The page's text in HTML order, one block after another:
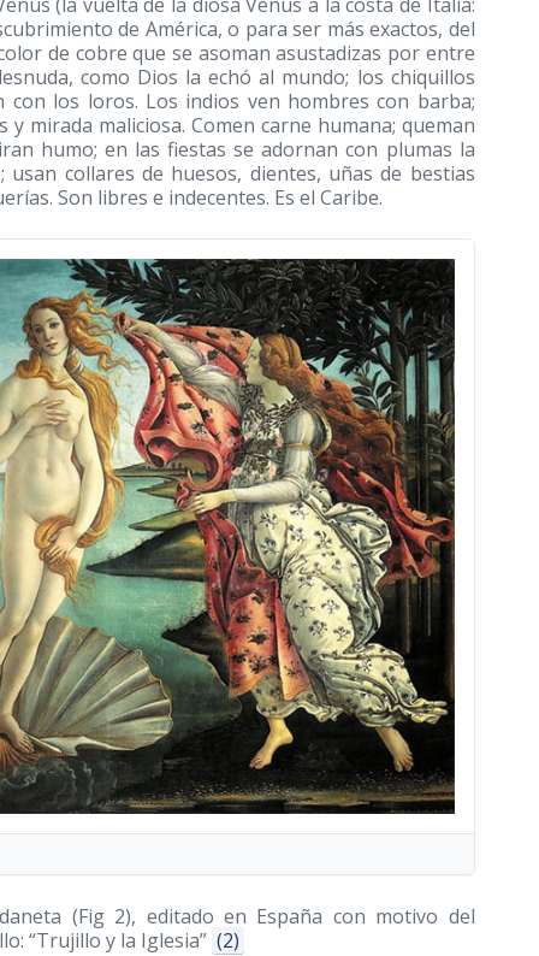
de América, o para ser más exactos, del
de cobre que se asoman asustadizas por entre
como Dios la echó al mundo; los chiquillos
los loros. Los indios ven hombres con barba;
mirada maliciosa. Comen carne humana; queman
humo; en las fiestas se adornan con plumas la
collares de huesos, dientes, uñas de bestias
Son libres e indecentes. Es el Caribe.
(Fig 2), editado en España con motivo del
“Trujillo y la Iglesia” (2)